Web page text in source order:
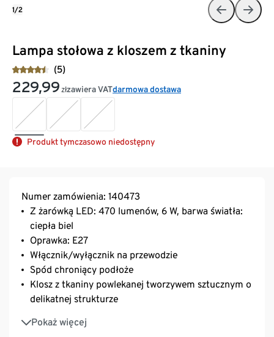
Lampa stołowa z kloszem z tkaniny
(5)
229,99 złzawiera VATdarmowa dostawa
Produkt tymczasowo niedostępny
1/2
Numer zamówienia: 140473
Z żarówką LED: 470 lumenów, 6 W, barwa światła:
ciepła biel
Oprawka: E27
Włącznik/wyłącznik na przewodzie
Spód chroniący podłoże
Klosz z tkaniny powlekanej tworzywem sztucznym o
delikatnej strukturze
Pokaż więcej
Elegancki wygląd dzięki srebrnej podstawie
Odpowiednia również jako lampka nocna